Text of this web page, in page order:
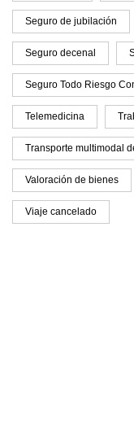
Seguro de jubilación
Seguro decenal
Seguro Todo Riesgo
Telemedicina
Transporte multimodal
Valoración de bienes
Viaje cancelado